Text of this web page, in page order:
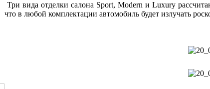
Три вида отделки салона Sport, Modern и Luxury
что в любой комплектации автомобиль будет излучать